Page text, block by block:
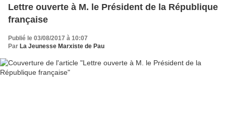
Lettre ouverte à M. le Président de la République
française
Publié le 03/08/2017 à 10:07
Par La Jeunesse Marxiste de Pau